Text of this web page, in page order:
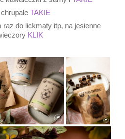
TAKIE
raz do lickmaty itp, na jesienne
KLIK